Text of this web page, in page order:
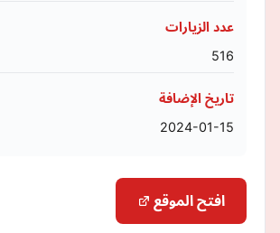
عدد الزيارات
516
تاريخ الإضافة
2024-01-15
افتح الموقع